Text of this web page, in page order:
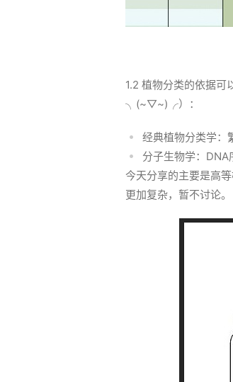
1.2 植物分类的依据可
╮(~▽~)╭）：
经典植物分类学：
分子生物学：DNA
今天分享的主要是高
更加复杂，暂不讨论。